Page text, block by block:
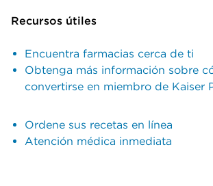
Recursos útiles
Encuentra farmacias cerca de ti
Obtenga más información sobre
convertirse en miembro de Kaiser
Ordene sus recetas en línea
Atención médica inmediata